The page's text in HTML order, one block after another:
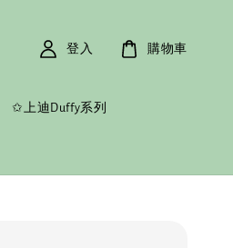
✩上迪Duffy系列
登入 購物車